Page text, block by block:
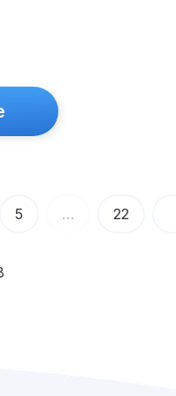
5 … 22